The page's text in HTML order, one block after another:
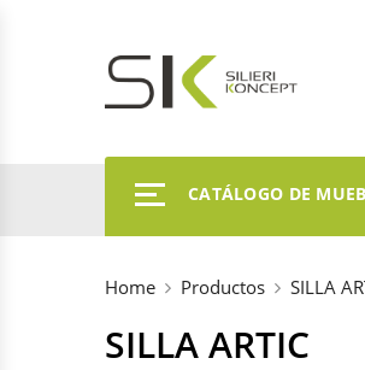
CATÁLOGO DE
Home Productos SILLA
SILLA ARTIC